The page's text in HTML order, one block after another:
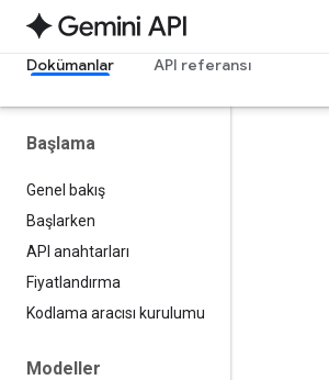
Dokümanlar API referansı
Başlama
Genel bakış
Başlarken
API anahtarları
Fiyatlandırma
Kodlama aracısı kurulumu
Modeller